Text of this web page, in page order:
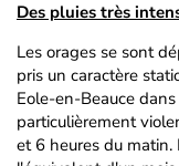
Des pluies très
Les orages se sont
pris un caractère
Eole-en-Beauce
particulièrement
et 6 heures du